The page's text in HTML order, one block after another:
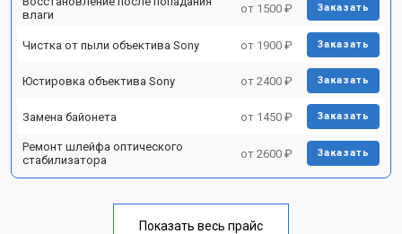
влаги
от 1500 ₽ Заказать
Чистка от пыли объектива Sony от 1900 ₽ Заказать
Юстировка объектива Sony от 2400 ₽ Заказать
Замена байонета от 1450 ₽ Заказать
Ремонт шлейфа оптического
стабилизатора
от 2600 ₽ Заказать
Показать весь прайс